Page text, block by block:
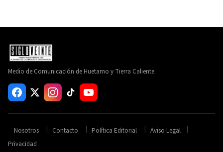
Medio de Comunicación de Huetamo y Tierra Caliente
Nosotros Contacto Política Editorial
Aviso Legal
Privacidad